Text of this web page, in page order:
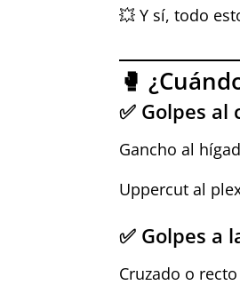
💥 Y sí, todo
🥊
✅ Golpes al
Gancho al
Uppercut al
✅ Golpes a
Cruzado o